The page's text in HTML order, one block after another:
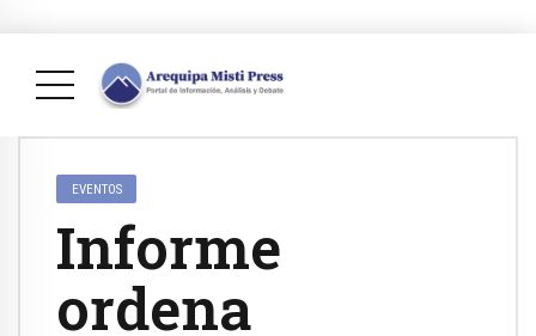
EVENTOS
Informe
ordena